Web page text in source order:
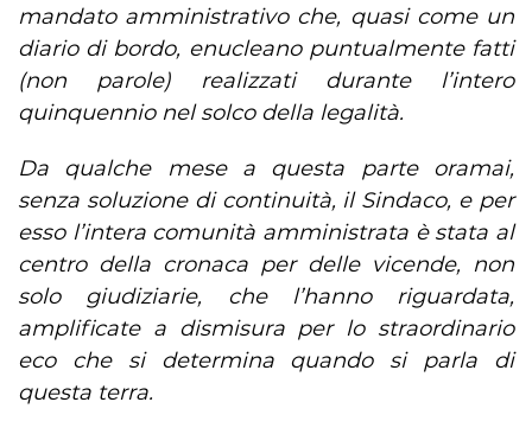
mandato amministrativo che, quasi come un
diario di bordo, enucleano puntualmente fatti
(non parole) realizzati durante l’intero
quinquennio nel solco della legalità.
Da qualche mese a questa parte oramai,
senza soluzione di continuità, il Sindaco, e per
esso l’intera comunità amministrata è stata al
centro della cronaca per delle vicende, non
solo giudiziarie, che l’hanno riguardata,
amplificate a dismisura per lo straordinario
eco che si determina quando si parla di
questa terra.